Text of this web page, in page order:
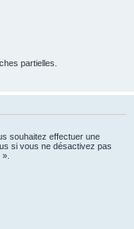
partielles.
souhaitez effectuer une
si vous ne désactivez pas